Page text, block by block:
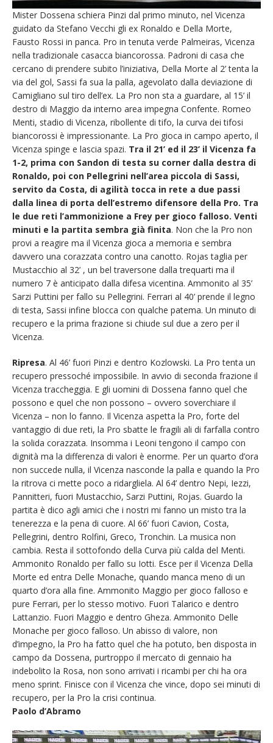
Mister Dossena schiera Pinzi dal primo minuto, nel Vicenza
guidato da Stefano Vecchi gli ex Ronaldo e Della Morte,
Fausto Rossi in panca. Pro in tenuta verde Palmeiras, Vicenza
nella tradizionale casacca biancorossa. Padroni di casa che
cercano di prendere subito l’iniziativa, Della Morte al 2’ tenta la
via del gol, Sassi fa sua la palla, agevolato dalla deviazione di
Camigliano sul tiro dell’ex. La Pro non sta a guardare, al 15’ il
destro di Maggio da interno area impegna Confente. Romeo
Menti, stadio di Vicenza, ribollente di tifo, la curva dei tifosi
biancorossi è impressionante. La Pro gioca in campo aperto, il
Vicenza spinge e lascia spazi. Tra il 21’ ed il 23’ il Vicenza fa
1-2, prima con Sandon di testa su corner dalla destra di
Ronaldo, poi con Pellegrini nell’area piccola di Sassi,
servito da Costa, di agilità tocca in rete a due passi
dalla linea di porta dell’estremo difensore della Pro. Tra
le due reti l’ammonizione a Frey per gioco falloso. Venti
minuti e la partita sembra già finita. Non che la Pro non
provi a reagire ma il Vicenza gioca a memoria e sembra
davvero una corazzata contro una canotto. Rojas taglia per
Mustacchio al 32’ , un bel traversone dalla trequarti ma il
numero 7 è anticipato dalla difesa vicentina. Ammonito al 35’
Sarzi Puttini per fallo su Pellegrini. Ferrari al 40’ prende il legno
di testa, Sassi infine blocca con qualche patema. Un minuto di
recupero e la prima frazione si chiude sul due a zero per il
Vicenza.
Ripresa. Al 46’ fuori Pinzi e dentro Kozlowski. La Pro tenta un
recupero pressoché impossibile. In avvio di seconda frazione il
Vicenza traccheggia. E gli uomini di Dossena fanno quel che
possono e quel che non possono – ovvero soverchiare il
Vicenza – non lo fanno. Il Vicenza aspetta la Pro, forte del
vantaggio di due reti, la Pro sbatte le fragili ali di farfalla contro
la solida corazzata. Insomma i Leoni tengono il campo con
dignità ma la differenza di valori è enorme. Per un quarto d’ora
non succede nulla, il Vicenza nasconde la palla e quando la Pro
la ritrova ci mette poco a ridargliela. Al 64’ dentro Nepi, Iezzi,
Pannitteri, fuori Mustacchio, Sarzi Puttini, Rojas. Guardo la
partita è dico agli amici che i nostri mi fanno un misto tra la
tenerezza e la pena di cuore. Al 66’ fuori Cavion, Costa,
Pellegrini, dentro Rolfini, Greco, Tronchin. La musica non
cambia. Resta il sottofondo della Curva più calda del Menti.
Ammonito Ronaldo per fallo su Iotti. Esce per il Vicenza Della
Morte ed entra Delle Monache, quando manca meno di un
quarto d’ora alla fine. Ammonito Maggio per gioco falloso e
pure Ferrari, per lo stesso motivo. Fuori Talarico e dentro
Lattanzio. Fuori Maggio e dentro Gheza. Ammonito Delle
Monache per gioco falloso. Un abisso di valore, non
d’impegno, la Pro ha fatto quel che ha potuto, ben disposta in
campo da Dossena, purtroppo il mercato di gennaio ha
indebolito la Rosa, non sono arrivati i ricambi per chi ha ora
meno sprint. Finisce con il Vicenza che vince, dopo sei minuti di
recupero, per la Pro la crisi continua.
Paolo d’Abramo